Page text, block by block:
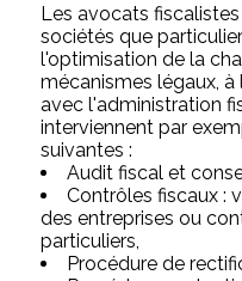
Les avocats
sociétés que
l'optimisation de la
mécanismes légaux,
avec l'administration
interviennent par
suivantes :
Audit fiscal et
Contrôles fiscaux :
des entreprises ou
particuliers,
Procédure de